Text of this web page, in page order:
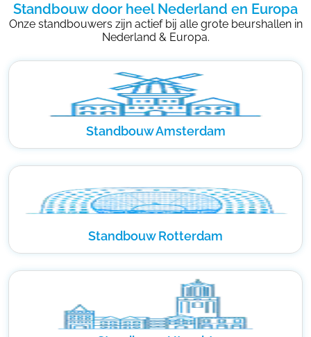
Standbouw door heel Nederland en Europa
Onze standbouwers zijn actief bij alle grote beurshallen in
Nederland & Europa.
Standbouw Amsterdam
Standbouw Rotterdam